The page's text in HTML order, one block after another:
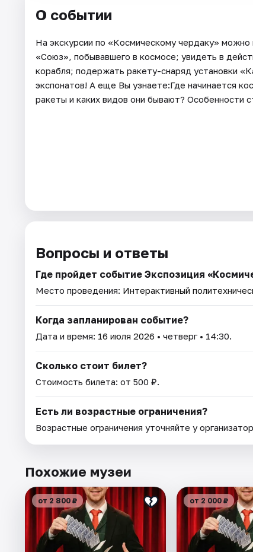
О событии
На экскурсии по «Космическому чердаку»
«Союз», побывавшего в космосе; увидеть в
корабля; подержать ракету-снаряд установки
экспонатов! А еще Вы узнаете:Где начинается
ракеты и каких видов они бывают? Особенности
Вопросы и ответы
Где пройдет событие Экспозиция
Место проведения: Интерактивный
Когда запланирован событие?
Дата и время: 16 июля 2026 • четверг • 14:30.
Сколько стоит билет?
Стоимость билета: от 500 ₽.
Есть ли возрастные ограничения?
Возрастные ограничения уточняйте у
Похожие музеи
от 2 800 ₽ от 2 000 ₽